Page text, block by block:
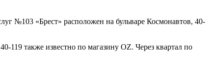
№103 «Брест» расположен на бульваре Космонавтов, 40-
119 также известно по магазину OZ. Через квартал по